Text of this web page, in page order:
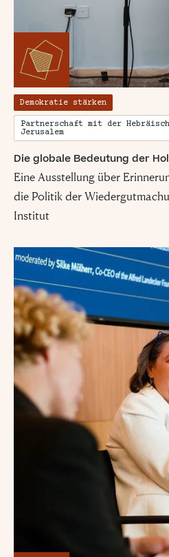
Demokratie stärken
Partnerschaft mit der
Jerusalem
Die globale Bedeutung der
Eine Ausstellung über
die Politik der
Institut
„Damit
gedeiht,
es
Simon Wiesenthal